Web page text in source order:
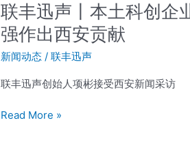
联丰迅声丨本土科创企
强作出西安贡献
新闻动态 /联丰迅声
联丰迅声创始人项彬接受西安新闻采访
水
平
科
技
自
自
Read More »